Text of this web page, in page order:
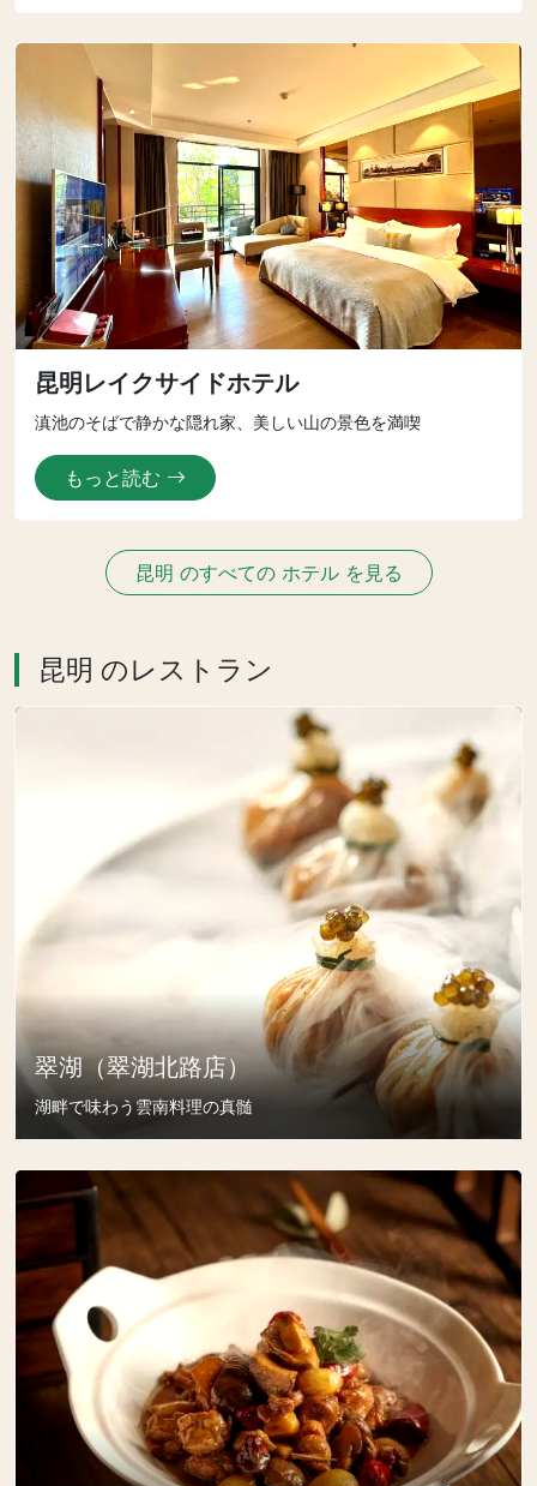
昆明レイクサイドホテル
滇池のそばで静かな隠れ家、美しい山の景色を満喫
もっと読む
昆明 のすべての ホテル を見る
昆明 のレストラン
翠湖（翠湖北路店）
湖畔で味わう雲南料理の真髄